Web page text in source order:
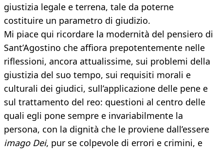
giustizia legale e terrena, tale da poterne
costituire un parametro di giudizio.
Mi piace qui ricordare la modernità del pensiero di
Sant’Agostino che affiora prepotentemente nelle
riflessioni, ancora attualissime, sui problemi della
giustizia del suo tempo, sui requisiti morali e
culturali dei giudici, sull’applicazione delle pene e
sul trattamento del reo: questioni al centro delle
quali egli pone sempre e invariabilmente la
persona, con la dignità che le proviene dall’essere
imago Dei, pur se colpevole di errori e crimini, e